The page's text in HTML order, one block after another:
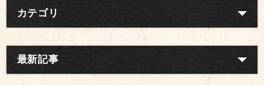
カテゴリ
最新記事